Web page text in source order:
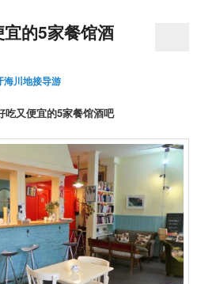
的5家餐馆酒
海川地接导游
吃又便宜的5家餐馆酒吧